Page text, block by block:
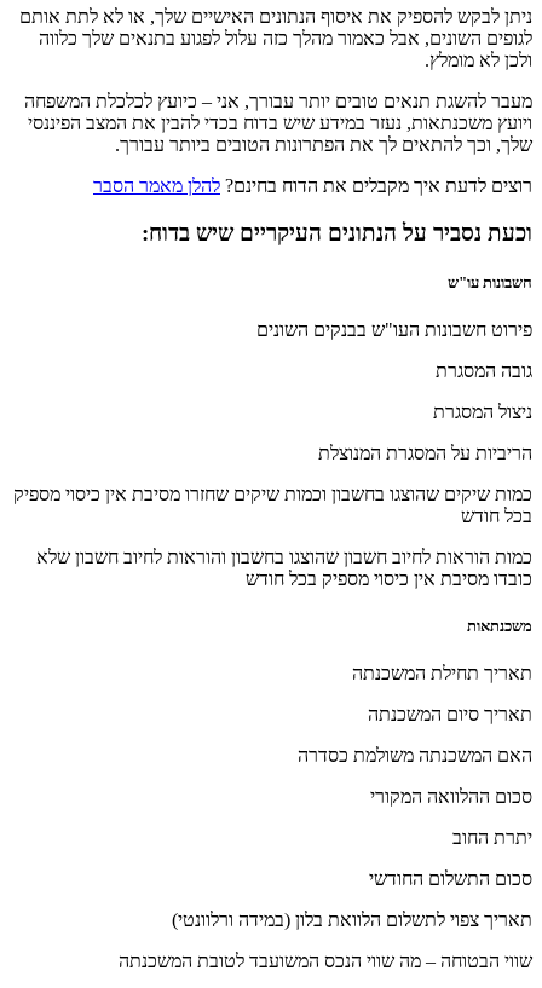
ניתן לבקש להספיק את איסוף הנתונים האישיים שלך, או לא לתת אותם
לגופים השונים, אבל כאמור מהלך כזה עלול לפגוע בתנאים שלך כלווה
ולכן לא מומלץ.
מעבר להשגת תנאים טובים יותר עבורך, אני – כיועץ לכלכלת המשפחה
ויועץ משכנתאות, נעזר במידע שיש בדוח בכדי להבין את המצב הפיננסי
שלך, וכך להתאים לך את הפתרונות הטובים ביותר עבורך.
רוצים לדעת איך מקבלים את הדוח בחינם? להלן מאמר הסבר
וכעת נסביר על הנתונים העיקריים שיש בדוח:
חשבונות עו"ש
פירוט חשבונות העו"ש בבנקים השונים
גובה המסגרת
ניצול המסגרת
הריביות על המסגרת המנוצלת
כמות שיקים שהוצגו בחשבון וכמות שיקים שחזרו מסיבת אין כיסוי מספיק
בכל חודש
כמות הוראות לחיוב חשבון שהוצגו בחשבון והוראות לחיוב חשבון שלא
כובדו מסיבת אין כיסוי מספיק בכל חודש
משכנתאות
תאריך תחילת המשכנתה
תאריך סיום המשכנתה
האם המשכנתה משולמת כסדרה
סכום ההלוואה המקורי
יתרת החוב
סכום התשלום החודשי
תאריך צפוי לתשלום הלוואת בלון (במידה ורלוונטי)
שווי הבטוחה – מה שווי הנכס המשועבד לטובת המשכנתה